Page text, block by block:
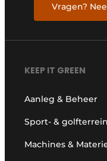
Vragen?
KEEP IT GREEN
Aanleg & Beheer
Sport- &
Machines &